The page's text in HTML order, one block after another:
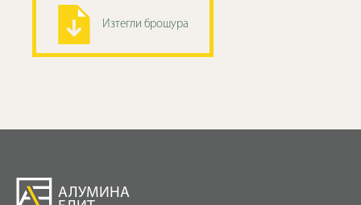
Изтегли брошура
АЛУМИНА